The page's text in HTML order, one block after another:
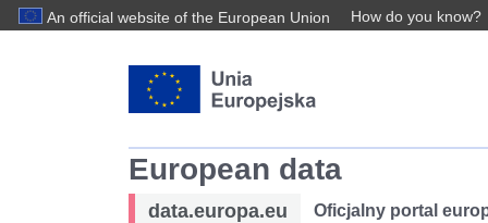
An official website of the European Union How do you know?
European data
data.europa.eu Oficjalny portal